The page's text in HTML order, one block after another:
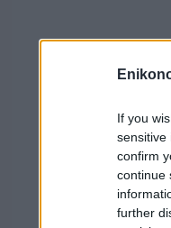
If you
sensitive
confirm
continue
further